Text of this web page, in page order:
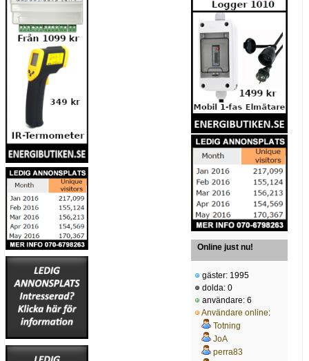
Online just nu!
gäster: 1995
dolda: 0
användare: 6
Användare online:
Totning
JoA
perra83